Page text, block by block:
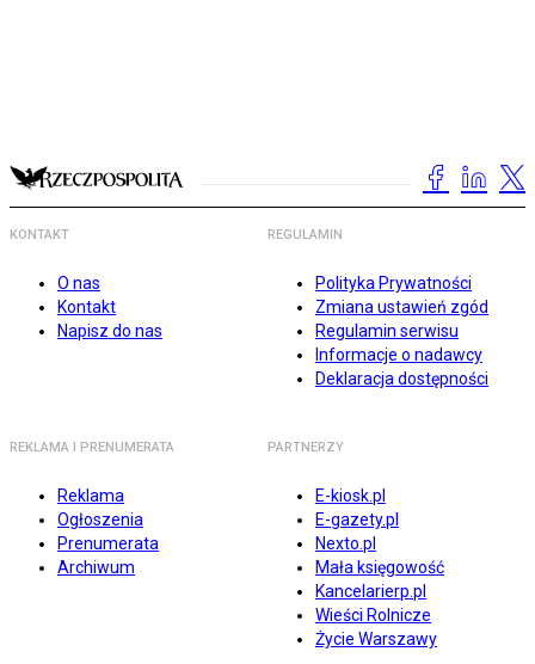
KONTAKT
O nas
Kontakt
Napisz do nas
REGULAMIN
Polityka Prywatności
Zmiana ustawień zgód
Regulamin serwisu
Informacje o nadawcy
Deklaracja dostępności
REKLAMA I PRENUMERATA
Reklama
Ogłoszenia
Prenumerata
Archiwum
PARTNERZY
E-kiosk.pl
E-gazety.pl
Nexto.pl
Mała księgowość
Kancelarierp.pl
Wieści Rolnicze
Życie Warszawy